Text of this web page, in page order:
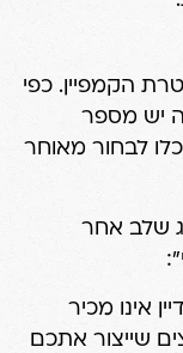
הקמפיין. כפי
יש מספר
לבחור מאוחר
שלב אחר
אינו מכיר
שייצור אתכם